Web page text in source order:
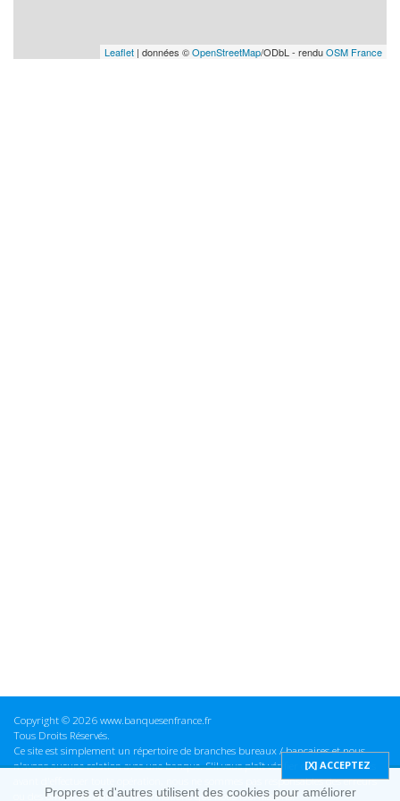
Leaflet | données ©OpenStreetMap/ODbL - renduOSM France
Copyright © 2026 www.banquesenfrance.fr
Tous Droits Réservés.
Ce site est simplement un répertoire de branches bureaux / bancaires et nous
n'avons aucune relation avec une banque. S'il vous plaît vérifier ces informations
avant d'effectuer toute opération, nous ne sommes pas responsables des erreurs
ou des omissions dans les informations que nous fournissons.
Propres et d'autres utilisent des cookies pour améliorer